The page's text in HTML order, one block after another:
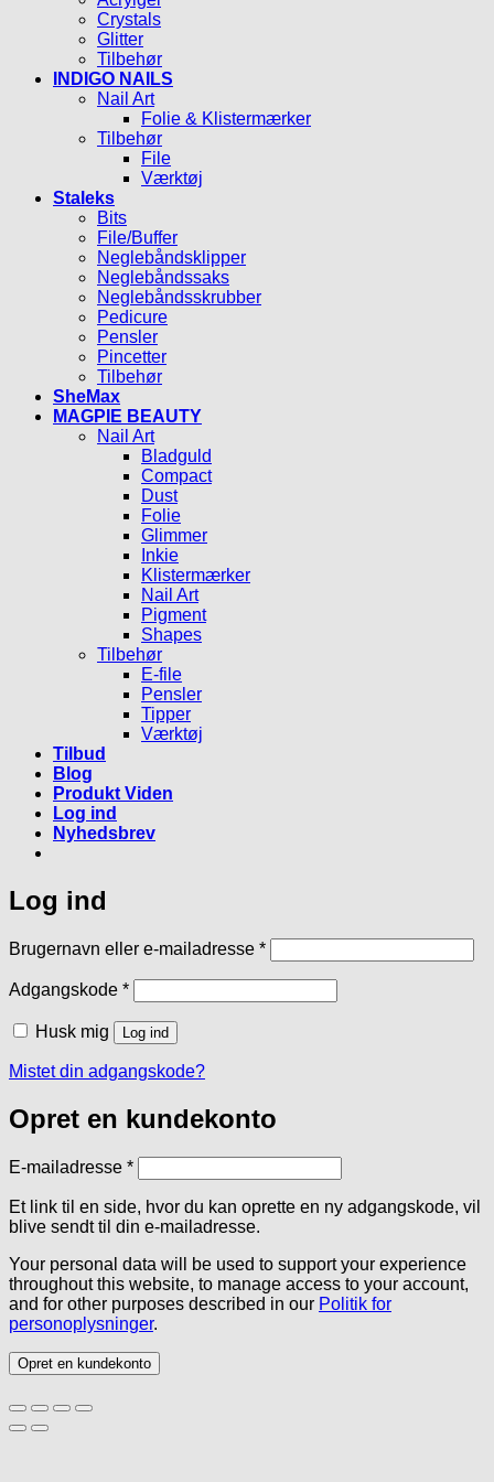
Crystals
Glitter
Tilbehør
INDIGO NAILS
Nail Art
Folie & Klistermærker
Tilbehør
File
Værktøj
Staleks
Bits
File/Buffer
Neglebåndsklipper
Neglebåndssaks
Neglebåndsskrubber
Pedicure
Pensler
Pincetter
Tilbehør
SheMax
MAGPIE BEAUTY
Nail Art
Bladguld
Compact
Dust
Folie
Glimmer
Inkie
Klistermærker
Nail Art
Pigment
Shapes
Tilbehør
E-file
Pensler
Tipper
Værktøj
Tilbud
Blog
Produkt Viden
Log ind
Nyhedsbrev
Log ind
Brugernavn eller e-mailadresse *Påkrævet
Adgangskode *Påkrævet
Husk mig Log ind
Mistet din adgangskode?
Opret en kundekonto
E-mailadresse *Påkrævet
Et link til en side, hvor du kan oprette en ny adgangskode, vil
blive sendt til din e-mailadresse.
Your personal data will be used to support your experience
throughout this website, to manage access to your account,
and for other purposes described in our Politik for
personoplysninger.
Opret en kundekonto